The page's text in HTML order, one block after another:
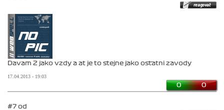
Davam 2 jako vzdy a at je to stejne jako ostatni zavody
17.04.2013 - 19:03
0 0
#7 od